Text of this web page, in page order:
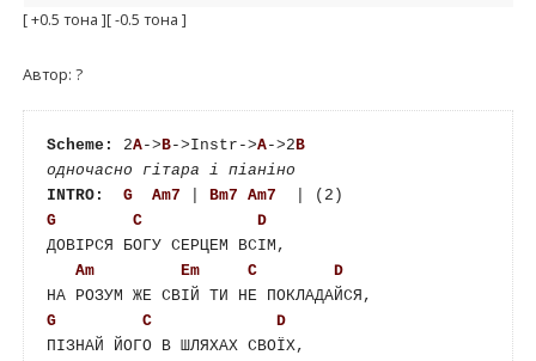
[ +0.5 тона ][ -0.5 тона ]
Автор: ?
Scheme: 2A->B->Instr->A->2B
одночасно гітара і піаніно
INTRO:
G Am7 Bm7 Am7
G
C
D
ДОВІРСЯ БОГУ СЕРЦЕМ ВСІМ,
Am
Em C
D
G
C
D
ПІЗНАЙ ЙОГО В ШЛЯХАХ СВОЇХ,